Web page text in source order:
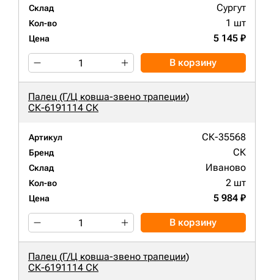
Склад Сургут
Кол-во 1 шт
Цена 5 145 ₽
В корзину
Палец (Г/Ц ковша-звено трапеции)
СК-6191114 СК
Артикул СК-35568
Бренд СК
Склад Иваново
Кол-во 2 шт
Цена 5 984 ₽
В корзину
Палец (Г/Ц ковша-звено трапеции)
СК-6191114 СК